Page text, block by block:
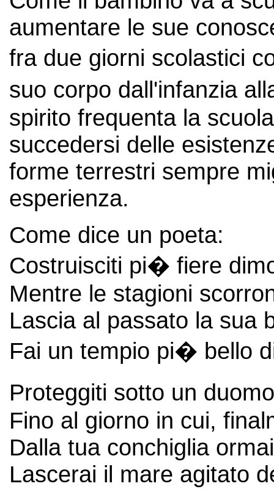
aumentare le sue
fra due giorni scolastici
suo corpo dall'infanzia
spirito frequenta la
succedersi delle
forme terrestri sempre
esperienza.
Come dice un poeta:
Costruisciti pi� fiere
Mentre le stagioni
Lascia al passato la sua
Fai un tempio pi� bello
Proteggiti sotto un
Fino al giorno in cui,
Dalla tua conchiglia
Lascerai il mare agitato